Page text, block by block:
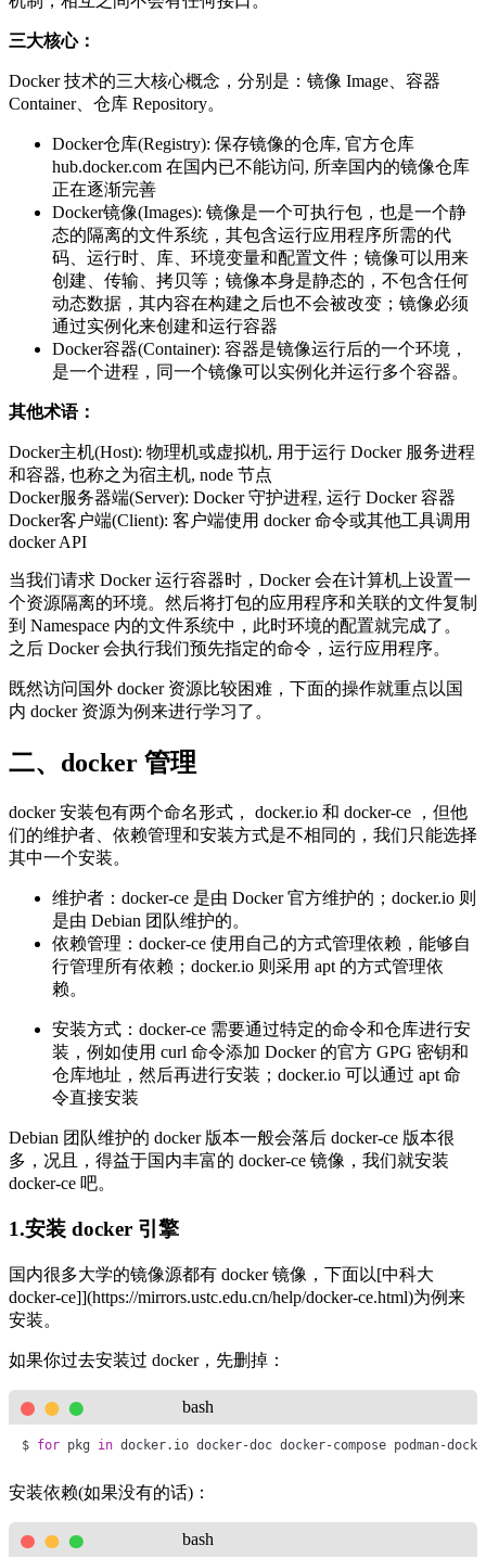
三大核心：
Docker 技术的三大核心概念，分别是：镜像 Image、容器
Container、仓库 Repository。
Docker仓库(Registry): 保存镜像的仓库, 官方仓库
hub.docker.com 在国内已不能访问, 所幸国内的镜像仓库
正在逐渐完善
Docker镜像(Images): 镜像是一个可执行包，也是一个静
态的隔离的文件系统，其包含运行应用程序所需的代
码、运行时、库、环境变量和配置文件；镜像可以用来
创建、传输、拷贝等；镜像本身是静态的，不包含任何
动态数据，其内容在构建之后也不会被改变；镜像必须
通过实例化来创建和运行容器
Docker容器(Container): 容器是镜像运行后的一个环境，
是一个进程，同一个镜像可以实例化并运行多个容器。
其他术语：
Docker主机(Host): 物理机或虚拟机, 用于运行 Docker 服务进程
和容器, 也称之为宿主机, node 节点
Docker服务器端(Server): Docker 守护进程, 运行 Docker 容器
Docker客户端(Client): 客户端使用 docker 命令或其他工具调用
docker API
当我们请求 Docker 运行容器时，Docker 会在计算机上设置一
个资源隔离的环境。然后将打包的应用程序和关联的文件复制
到 Namespace 内的文件系统中，此时环境的配置就完成了。
之后 Docker 会执行我们预先指定的命令，运行应用程序。
既然访问国外 docker 资源比较困难，下面的操作就重点以国
内 docker 资源为例来进行学习了。
二、docker 管理
docker 安装包有两个命名形式， docker.io 和 docker-ce ，但他
们的维护者、依赖管理和安装方式是不相同的，我们只能选择
其中一个安装。‌
‌维护者‌：docker-ce ‌是由 Docker 官方维护的；docker.io ‌则
是由 Debian 团队维护的‌。
‌依赖管理‌：‌docker-ce‌ 使用自己的方式管理依赖，能够自
行管理所有依赖‌；‌docker.io‌ 则采用 apt 的方式管理依
赖。
‌安装方式‌：‌docker-ce‌ 需要通过特定的命令和仓库进行安
装，例如使用 curl 命令添加 Docker 的官方 GPG 密钥和
仓库地址，然后再进行安装；docker.io ‌可以通过 apt 命
令直接安装
Debian 团队维护的 docker 版本一般会落后 docker-ce 版本很
多，况且，得益于国内丰富的 docker-ce 镜像，我们就安装
docker-ce 吧。
1.安装 docker 引擎
国内很多大学的镜像源都有 docker 镜像，下面以[中科大
docker-ce]](https://mirrors.ustc.edu.cn/help/docker-ce.html)为例来
安装。
如果你过去安装过 docker，先删掉：
bash
$ for pkg in docker.io docker-doc docker-compose podman-
安装依赖(如果没有的话)：
bash